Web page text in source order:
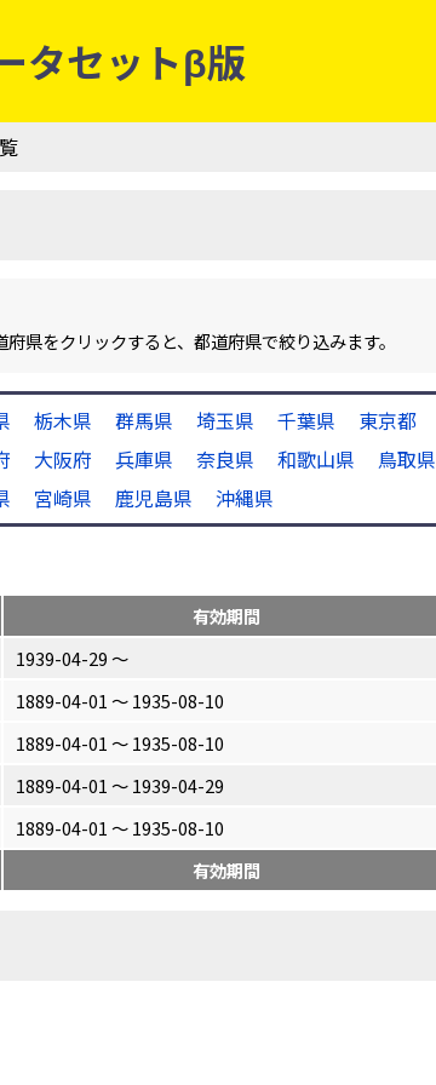
タセットβ版
県をクリックすると、都道府県で絞り込みます。
栃木県 群馬県 埼玉県 千葉県 東京都
大阪府 兵庫県 奈良県 和歌山県 鳥取県
宮崎県 鹿児島県 沖縄県
有効期間
1939-04-29 〜
1889-04-01 〜 1935-08-10
1889-04-01 〜 1935-08-10
1889-04-01 〜 1939-04-29
1889-04-01 〜 1935-08-10
有効期間